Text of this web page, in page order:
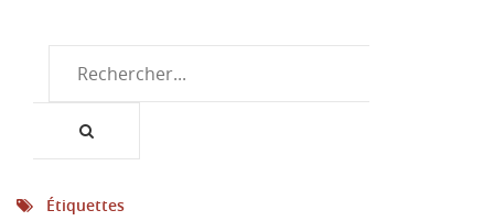
Étiquettes